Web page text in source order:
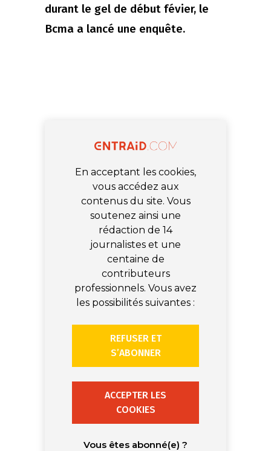
durant le gel de début févier, le
Bcma a lancé une enquête.
En acceptant les cookies,
vous accédez aux
contenus du site. Vous
soutenez ainsi une
rédaction de 14
journalistes et une
centaine de
contributeurs
professionnels. Vous avez
les possibilités suivantes :
REFUSER ET
S’ABONNER
ACCEPTER LES
COOKIES
Vous êtes abonné(e) ?